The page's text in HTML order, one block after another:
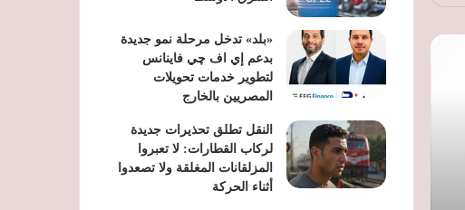
«بلد» تدخل مرحلة نمو جديدة
بدعم إي اف چي فاينانس
لتطوير خدمات تحويلات
المصريين بالخارج
النقل تطلق تحذيرات جديدة
لركاب القطارات: لا تعبروا
المزلقانات المغلقة ولا تصعدوا
أثناء الحركة